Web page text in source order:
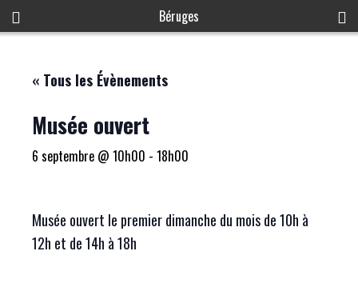
Béruges
« Tous les Évènements
Musée ouvert
6 septembre @ 10h00 - 18h00
Musée ouvert le premier dimanche du mois de 10h à
12h et de 14h à 18h